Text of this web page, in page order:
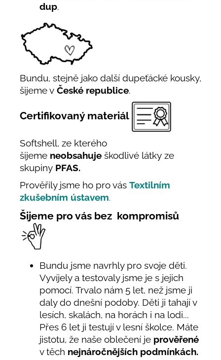
dup.
Bundu, stejně jako další dupeťácké kousky,
šijeme v České republice.
Certifikovaný materiál
Softshell, ze kterého
šijeme neobsahuje škodlivé látky ze
skupiny PFAS.
Prověřily jsme ho pro vás Textilním
zkušebním ústavem.
Šijeme pro vás bez kompromisů
Bundu jsme navrhly pro svoje děti.
Vyvíjely a testovaly jsme je s jejich
pomocí. Trvalo nám 5 let, než jsme ji
daly do dnešní podoby. Děti ji tahají v
lesích, skalách, na horách i na lodi...
Přes 6 let ji testují v lesní školce. Máte
jistotu, že naše oblečení je prověřené
v těch nejnáročnějších podmínkách.